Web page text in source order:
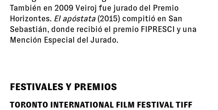
También en 2009 Veiroj fue jurado del Premio
Horizontes. El apóstata(2015) compitió en San
Sebastián, donde recibió el premio FIPRESCI y una
Mención Especial del Jurado.
FESTIVALES Y PREMIOS
TORONTO INTERNATIONAL FILM FESTIVAL TIFF